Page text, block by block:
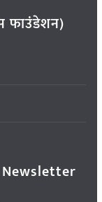
फाउंडेशन)